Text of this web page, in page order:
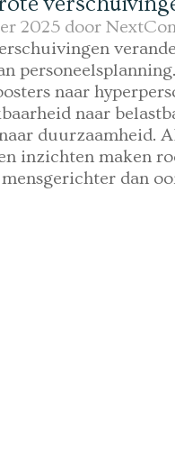
2025 door
naar
naar
duurzaamheid.
inzichten maken
dan